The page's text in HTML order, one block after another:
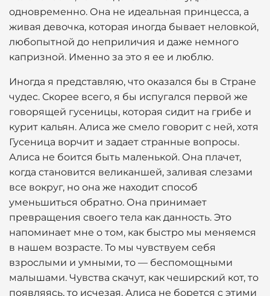
одновременно. Она не идеальная принцесса, а
живая девочка, которая иногда бывает неловкой,
любопытной до неприличия и даже немного
капризной. Именно за это я ее и люблю.
Иногда я представляю, что оказался бы в Стране
чудес. Скорее всего, я бы испугался первой же
говорящей гусеницы, которая сидит на грибе и
курит кальян. Алиса же смело говорит с ней, хотя
Гусеница ворчит и задает странные вопросы.
Алиса не боится быть маленькой. Она плачет,
когда становится великаншей, заливая слезами
все вокруг, но она же находит способ
уменьшиться обратно. Она принимает
превращения своего тела как данность. Это
напоминает мне о том, как быстро мы меняемся
в нашем возрасте. То мы чувствуем себя
взрослыми и умными, то — беспомощными
малышами. Чувства скачут, как чеширский кот, то
появляясь, то исчезая. Алиса не борется с этими